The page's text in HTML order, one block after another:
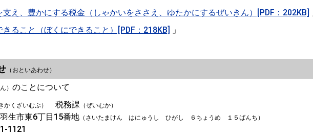
支え、豊かにする税金（しゃかいをささえ、ゆたかにするぜいきん）[PDF：202KB]
きること（ぼくにできること）[PDF：218KB] 」
（おといあわせ）
） のことについて
かくざいむぶ） 税務課 （ぜいむか）
生市東6丁目15番地 （さいたまけん はにゅうし ひがし ６ちょうめ １５ばんち）
1121